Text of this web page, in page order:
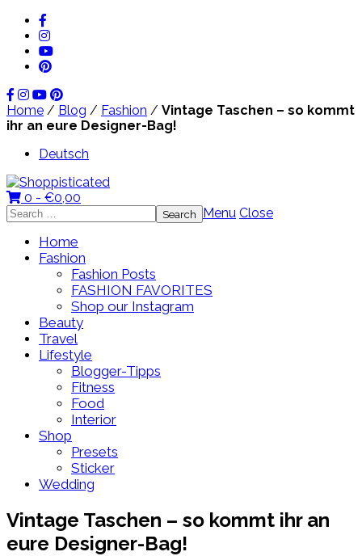
Home / Blog / Fashion / Vintage Taschen – so kommt
ihr an eure Designer-Bag!
Deutsch
0 - €0,00
Search
for:
Menu Close
Home
Fashion
Fashion Posts
FASHION FAVORITES
Shop our Instagram
Beauty
Travel
Lifestyle
Blogger-Tipps
Fitness
Food
Interior
Shop
Presets
Sticker
Wedding
Vintage Taschen – so kommt ihr an
eure Designer-Bag!